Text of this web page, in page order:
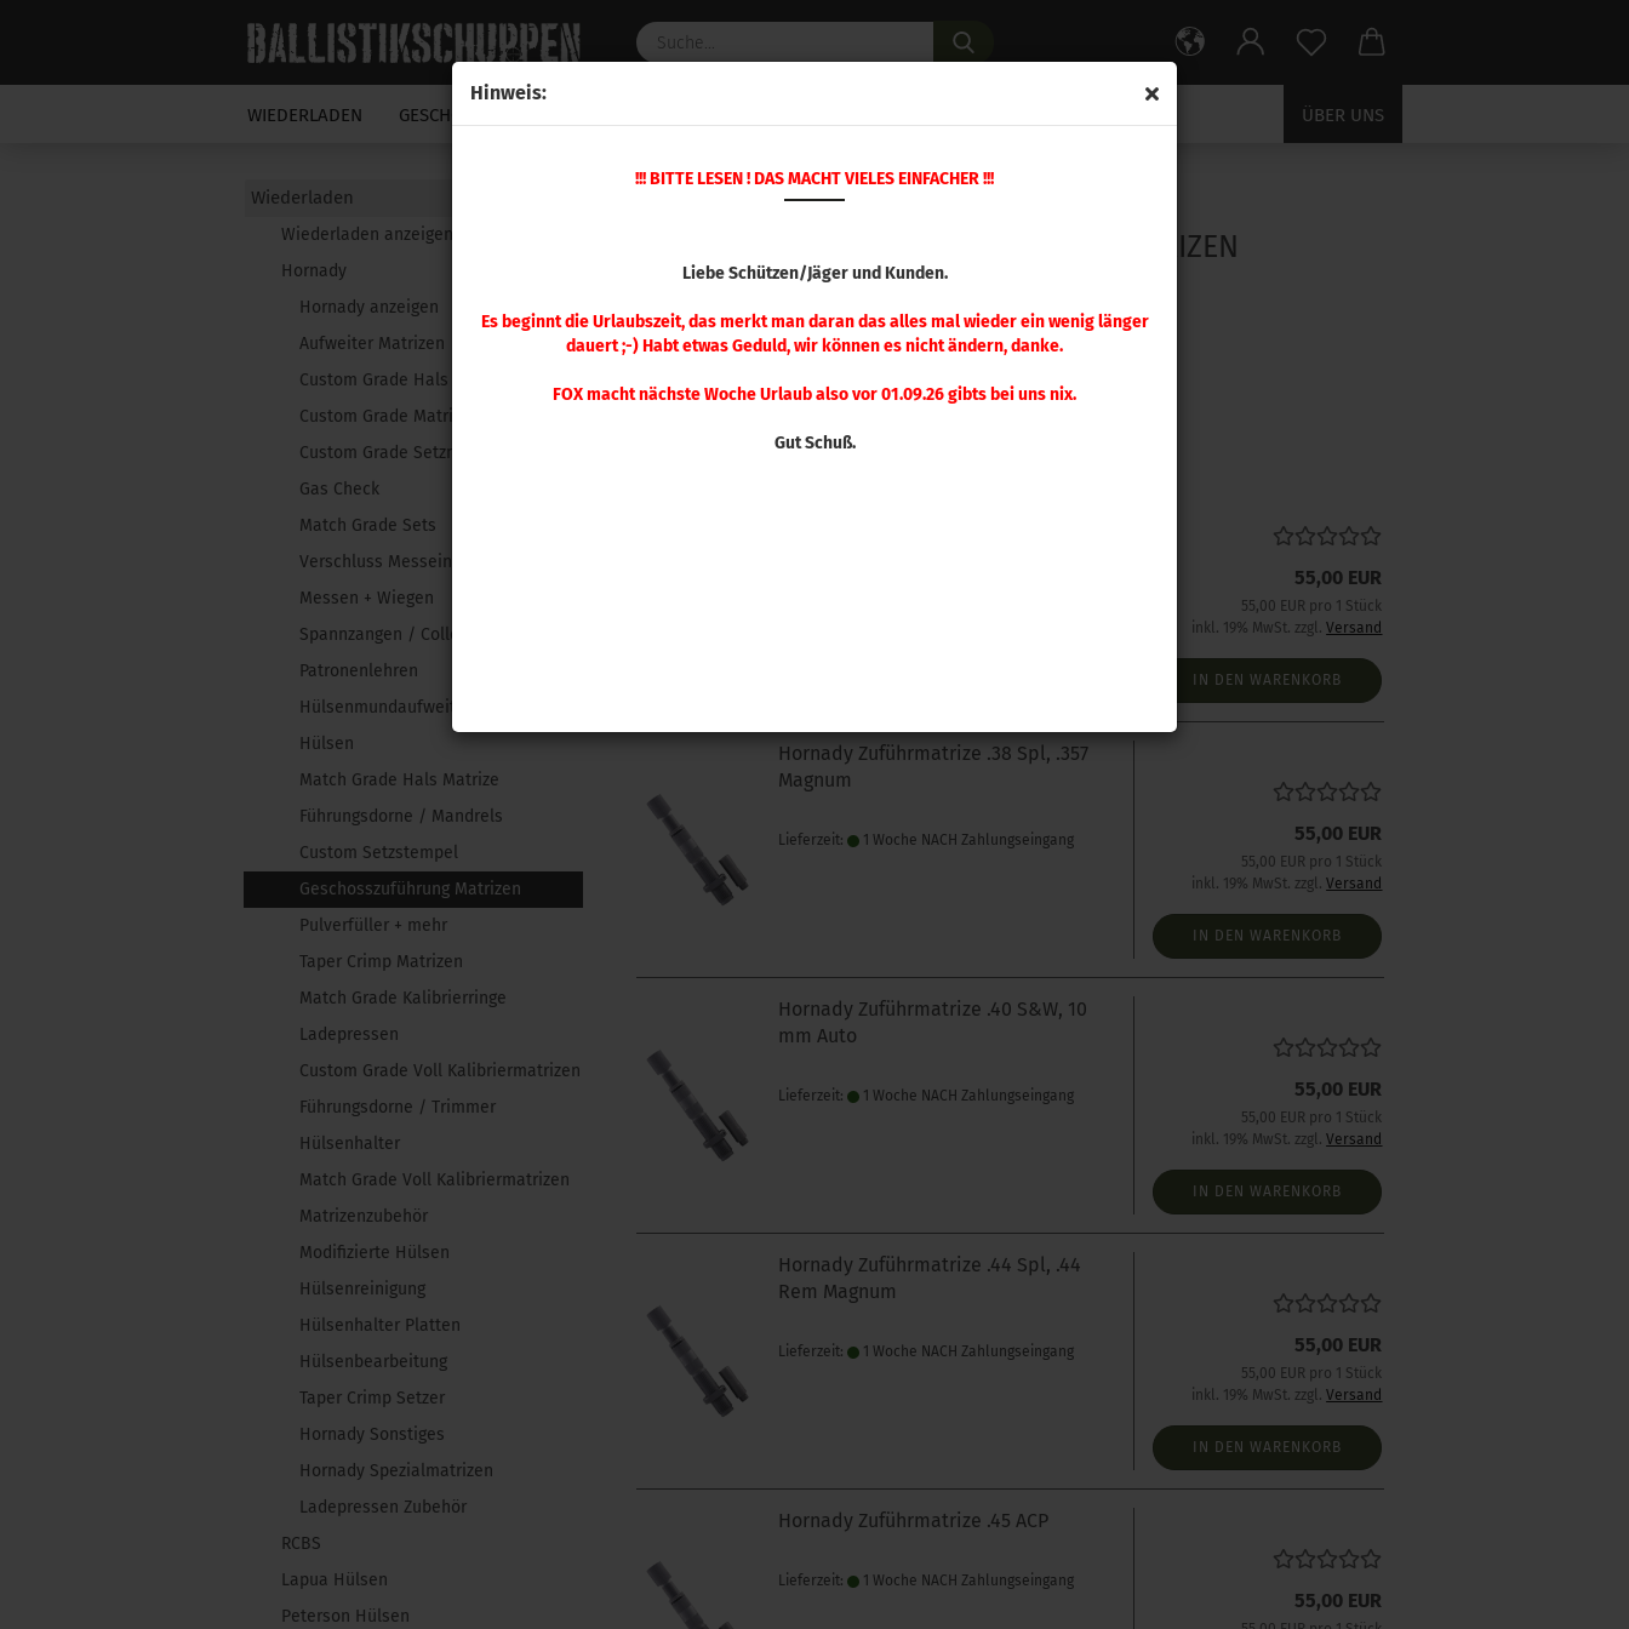
Hinweis:
!!! BITTE LESEN ! DAS MACHT VIELES EINFACHER !!!
Liebe Schützen/Jäger und Kunden.
Es beginnt die Urlaubszeit, das merkt man daran das alles mal wieder ein wenig länger
dauert ;-) Habt etwas Geduld, wir können es nicht ändern, danke.
FOX macht nächste Woche Urlaub also vor 01.09.26 gibts bei uns nix.
Gut Schuß.
WIEDERLADEN GESCHOSSE ÜBER UNS
Startseite » Wiederladen » Hornady » Geschosszuführung Matrizen
GESCHOSSZUFÜHRUNG MATRIZEN
Sortieren nach
Sortieren nach 48 pro Seite
pro Seite
55,00 EUR
55,00 EUR pro 1 Stück
inkl. 19% MwSt. zzgl.Versand
IN DEN WARENKORB
Hornady Zuführmatrize .38 Spl, .357
Magnum
Lieferzeit: 1 Woche NACH Zahlungseingang 55,00 EUR
55,00 EUR pro 1 Stück
inkl. 19% MwSt. zzgl.Versand
IN DEN WARENKORB
Hornady Zuführmatrize .40 S&W, 10
mm Auto
Lieferzeit: 1 Woche NACH Zahlungseingang 55,00 EUR
55,00 EUR pro 1 Stück
inkl. 19% MwSt. zzgl.Versand
IN DEN WARENKORB
Hornady Zuführmatrize .44 Spl, .44
Rem Magnum
Lieferzeit: 1 Woche NACH Zahlungseingang 55,00 EUR
55,00 EUR pro 1 Stück
inkl. 19% MwSt. zzgl.Versand
IN DEN WARENKORB
Hornady Zuführmatrize .45 ACP
Lieferzeit: 1 Woche NACH Zahlungseingang
55,00 EUR
Wiederladen
Wiederladen anzeigen
Hornady
Hornady anzeigen
Aufweiter Matrizen
Custom Grade Hals Matrize
Custom Grade Matrizensatz
Custom Grade Setzmatrizen
Gas Check
Match Grade Sets
Verschluss Messeinsätze
Messen + Wiegen
Spannzangen / Collets
Patronenlehren
Hülsenmundaufweiter
Hülsen
Match Grade Hals Matrize
Führungsdorne / Mandrels
Custom Setzstempel
Geschosszuführung Matrizen
Pulverfüller + mehr
Taper Crimp Matrizen
Match Grade Kalibrierringe
Ladepressen
Custom Grade Voll Kalibriermatrizen
Führungsdorne / Trimmer
Hülsenhalter
Match Grade Voll Kalibriermatrizen
Matrizenzubehör
Modifizierte Hülsen
Hülsenreinigung
Hülsenhalter Platten
Hülsenbearbeitung
Taper Crimp Setzer
Hornady Sonstiges
Hornady Spezialmatrizen
Ladepressen Zubehör
RCBS
Lapua Hülsen
Peterson Hülsen